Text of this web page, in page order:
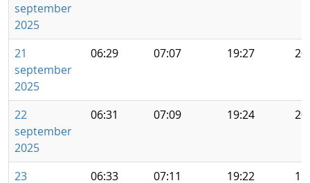
september
2025
21
september
2025
06:29 07:07 19:27
22
september
2025
06:31 07:09 19:24
23
06:33 07:11 19:22